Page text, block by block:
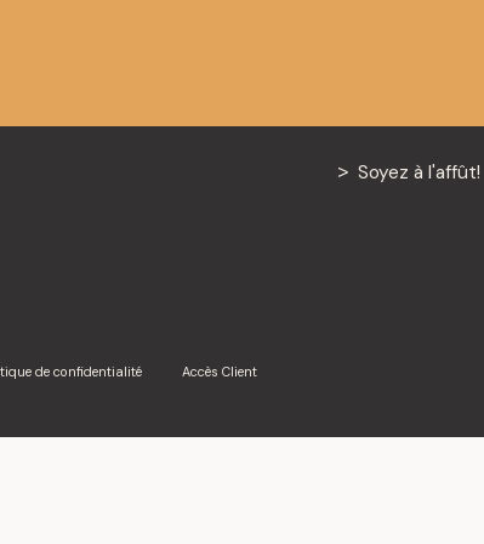
annuelle en constructionSoyez à l'affût!
de confidentialité Accès Client